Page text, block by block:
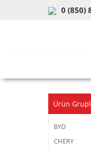
0 (850)
Ürün
BYD
CHERY